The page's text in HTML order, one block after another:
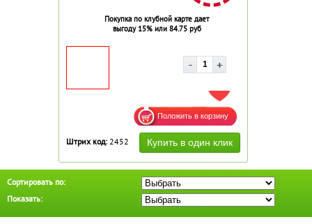
Покупка по клубной карте дает
выгоду 15% или 84.75 руб
ДОБАВИТЬ В ИЗБРАННОЕ
Штрих код: 2452
Сортировать по:
Показать: